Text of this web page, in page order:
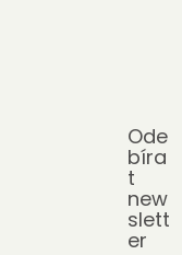
Ode
bíra
t
new
slett
er